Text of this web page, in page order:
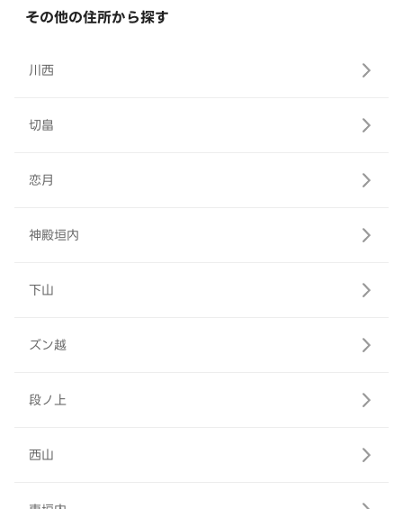
その他の住所から探す
川西
切畠
恋月
神殿垣内
下山
ズン越
段ノ上
西山